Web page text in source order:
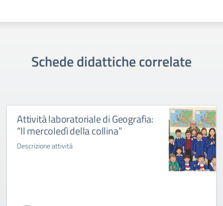
Schede didattiche correlate
Attività laboratoriale di Geografia:
“Il mercoledì della collina”
Descrizione attività